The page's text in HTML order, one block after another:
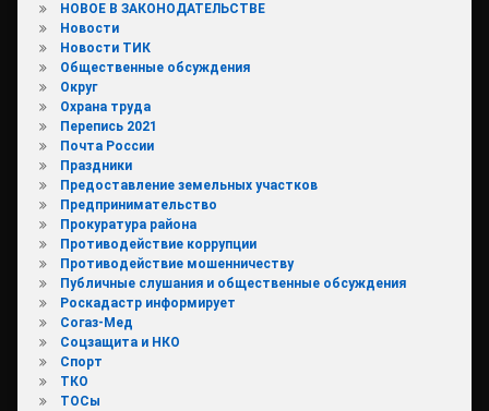
НОВОЕ В ЗАКОНОДАТЕЛЬСТВЕ
Новости
Новости ТИК
Общественные обсуждения
Округ
Охрана труда
Перепись 2021
Почта России
Праздники
Предоставление земельных участков
Предпринимательство
Прокуратура района
Противодействие коррупции
Противодействие мошенничеству
Публичные слушания и общественные обсуждения
Роскадастр информирует
Согаз-Мед
Соцзащита и НКО
Спорт
ТКО
ТОСы